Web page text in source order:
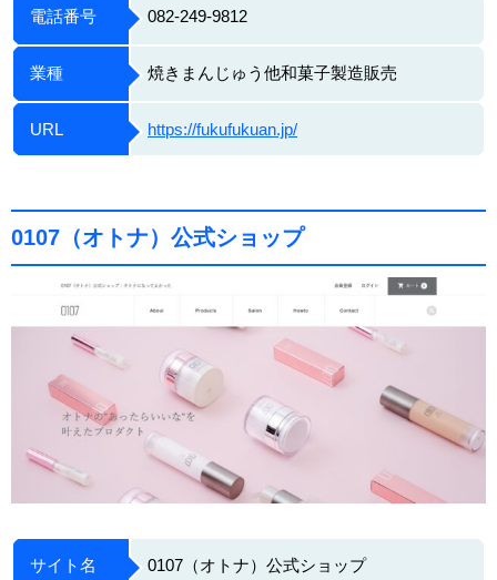
電話番号 082-249-9812
業種 焼きまんじゅう他和菓子製造販売
URL https://fukufukuan.jp/
0107（オトナ）公式ショップ
サイト名 0107（オトナ）公式ショップ